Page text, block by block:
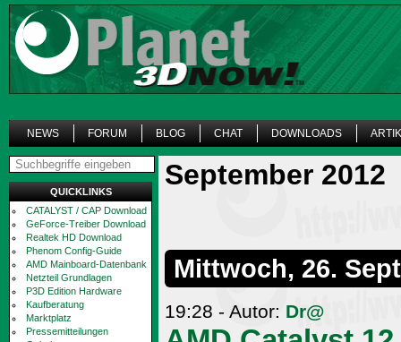
NEWS FORUM BLOG CHAT DOWNLOADS
QUICKLINKS
CATALYST / CAP Download
GeForce-Treiber Download
Realtek HD Download
Phenom Config-Guide
AMD Mainboard-Datenbank
Netzteil Grundlagen
P3D Edition Hardware
Kaufberatung
Marktplatz
Pressemitteilungen
September 2012
Mittwoch, 26.
19:28 - Autor: Dr@